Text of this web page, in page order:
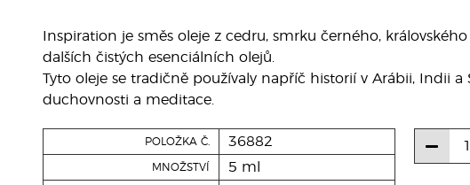
Inspiration je směs oleje z cedru, smrku černého,
dalších čistých esenciálních olejů.
Tyto oleje se tradičně používaly napříč historií v Arábii, Indii a
duchovnosti a meditace.
POLOŽKA Č. 36882
MNOŽSTVÍ 5 ml